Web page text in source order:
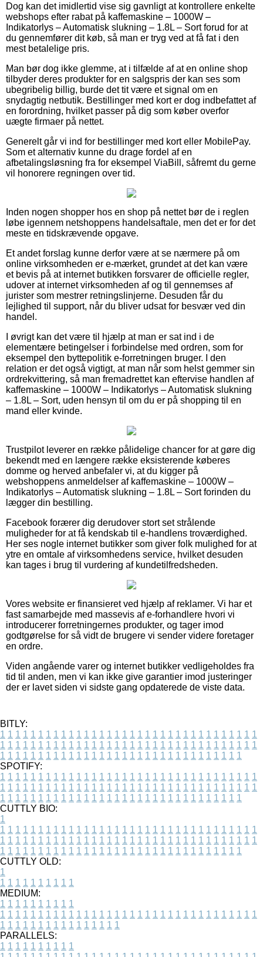
Dog kan det imidlertid vise sig gavnligt at kontrollere enkelte
webshops efter rabat på kaffemaskine – 1000W –
Indikatorlys – Automatisk slukning – 1.8L – Sort forud for at
du gennemfører dit køb, så man er tryg ved at få fat i den
mest betalelige pris.
Man bør dog ikke glemme, at i tilfælde af at en online shop
tilbyder deres produkter for en salgspris der kan ses som
ubegribelig billig, burde det tit være et signal om en
snydagtig netbutik. Bestillinger med kort er dog indbefattet af
en forordning, hvilket passer på dig som køber overfor
uægte firmaer på nettet.
Generelt går vi ind for bestillinger med kort eller MobilePay.
Som et alternativ kunne du drage fordel af en
afbetalingsløsning fra for eksempel ViaBill, såfremt du gerne
vil honorere regningen over tid.
Inden nogen shopper hos en shop på nettet bør de i reglen
løbe igennem netshoppens handelsaftale, men det er for det
meste en tidskrævende opgave.
Et andet forslag kunne derfor være at se nærmere på om
online virksomheden er e-mærket, grundet at det kan være
et bevis på at internet butikken forsvarer de officielle regler,
udover at internet virksomheden af og til gennemses af
jurister som mestrer retningslinjerne. Desuden får du
lejlighed til support, når du bliver udsat for besvær ved din
handel.
I øvrigt kan det være til hjælp at man er sat ind i de
elementære betingelser i forbindelse med ordren, som for
eksempel den byttepolitik e-forretningen bruger. I den
relation er det også vigtigt, at man når som helst gemmer sin
ordrekvittering, så man fremadrettet kan eftervise handlen af
kaffemaskine – 1000W – Indikatorlys – Automatisk slukning
– 1.8L – Sort, uden hensyn til om du er på shopping til en
mand eller kvinde.
Trustpilot leverer en række pålidelige chancer for at gøre dig
bekendt med en længere række eksisterende køberes
domme og herved anbefaler vi, at du kigger på
webshoppens anmeldelser af kaffemaskine – 1000W –
Indikatorlys – Automatisk slukning – 1.8L – Sort forinden du
lægger din bestilling.
Facebook forærer dig derudover stort set strålende
muligheder for at få kendskab til e-handlens troværdighed.
Her ses nogle internet butikker som giver folk mulighed for at
ytre en omtale af virksomhedens service, hvilket desuden
kan tages i brug til vurdering af kundetilfredsheden.
Vores website er finansieret ved hjælp af reklamer. Vi har et
fast samarbejde med massevis af e-forhandlere hvori vi
introducerer forretningernes produkter, og tager imod
godtgørelse for så vidt de brugere vi sender videre foretager
en ordre.
Viden angående varer og internet butikker vedligeholdes fra
tid til anden, men vi kan ikke give garantier imod justeringer
der er lavet siden vi sidste gang opdaterede de viste data.
BITLY:
1 1 1 1 1 1 1 1 1 1 1 1 1 1 1 1 1 1 1 1 1 1 1 1 1 1 1 1 1 1 1 1 1 1
1 1 1 1 1 1 1 1 1 1 1 1 1 1 1 1 1 1 1 1 1 1 1 1 1 1 1 1 1 1 1 1 1 1
1 1 1 1 1 1 1 1 1 1 1 1 1 1 1 1 1 1 1 1 1 1 1 1 1 1 1 1 1 1 1 1
SPOTIFY:
1 1 1 1 1 1 1 1 1 1 1 1 1 1 1 1 1 1 1 1 1 1 1 1 1 1 1 1 1 1 1 1 1 1
1 1 1 1 1 1 1 1 1 1 1 1 1 1 1 1 1 1 1 1 1 1 1 1 1 1 1 1 1 1 1 1 1 1
1 1 1 1 1 1 1 1 1 1 1 1 1 1 1 1 1 1 1 1 1 1 1 1 1 1 1 1 1 1 1 1
CUTTLY BIO:
1
1 1 1 1 1 1 1 1 1 1 1 1 1 1 1 1 1 1 1 1 1 1 1 1 1 1 1 1 1 1 1 1 1 1
1 1 1 1 1 1 1 1 1 1 1 1 1 1 1 1 1 1 1 1 1 1 1 1 1 1 1 1 1 1 1 1 1 1
1 1 1 1 1 1 1 1 1 1 1 1 1 1 1 1 1 1 1 1 1 1 1 1 1 1 1 1 1 1 1 1
CUTTLY OLD:
1
1 1 1 1 1 1 1 1 1 1
MEDIUM:
1 1 1 1 1 1 1 1 1 1
1 1 1 1 1 1 1 1 1 1 1 1 1 1 1 1 1 1 1 1 1 1 1 1 1 1 1 1 1 1 1 1 1 1
1 1 1 1 1 1 1 1 1 1 1 1 1 1 1 1
PARALLELS:
1 1 1 1 1 1 1 1 1 1